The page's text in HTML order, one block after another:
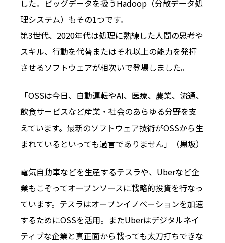
した。ビッグデータを扱うHadoop（分散データ処
理システム）もその1つです。
第3世代、2020年代は処理に熟練した人間の思考や
スキル、行動を代替またはそれ以上の能力を発揮
させるソフトウェアが相次いで登場しました。
「OSSは今日、自動運転やAI、医療、農業、流通、
飲食サービスなど産業・社会のあらゆる分野を支
えています。最新のソフトウェア技術がOSSから生
まれているといっても過言でありません」（黒坂）
電気自動車などを生産するテスラや、Uberなど企
業もこぞってオープンソースに戦略的投資を行なっ
ています。テスラはオープンイノベーションを加速
するためにOSSを活用。またUberはデジタルネイ
ティブな企業と真正面から戦っても太刀打ちできな